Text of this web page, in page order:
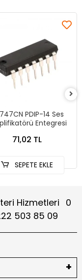
PDIP-14 Ses
Entegresi
71,02 TL
SEPETE EKLE
Hizmetleri
0
503 85 09